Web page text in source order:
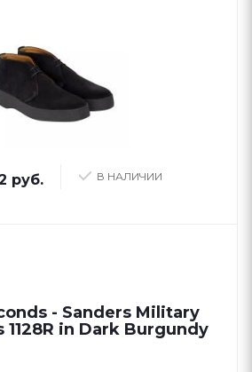
В НАЛИЧИИ
руб.
- Sanders Military
1128R in Dark Burgundy